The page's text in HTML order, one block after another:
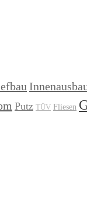
Putz TÜV Fliesen